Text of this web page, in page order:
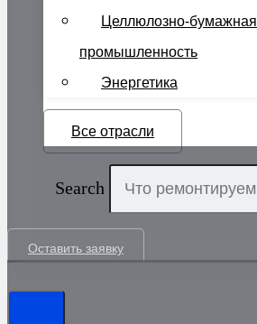
Целлюлозно-бумажная
промышленность
Энергетика
Все отрасли
Search
Оставить заявку